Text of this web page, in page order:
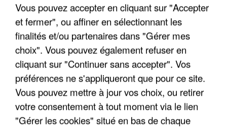
UNE TOURISTE DE L’OISE EMPORTÉE PAR UNE
COULÉE DE BOUE EN HAUTE-SAVOIE
Vous pouvez accepter en cliquant sur "Accepter
et fermer", ou affiner en sélectionnant les
finalités et/ou partenaires dans "Gérer mes
choix". Vous pouvez également refuser en
cliquant sur "Continuer sans accepter". Vos
préférences ne s'appliqueront que pour ce site.
Vous pouvez mettre à jour vos choix, ou retirer
votre consentement à tout moment via le lien
"Gérer les cookies" situé en bas de chaque